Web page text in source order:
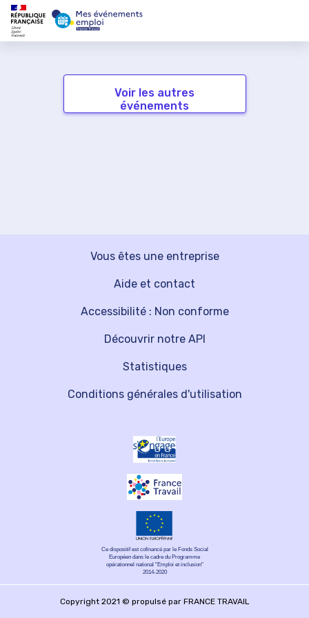
Voir les autres
événements
Vous êtes une entreprise
Découvrir notre API
Aide et contact
Statistiques
Accessibilité : Non conforme
Conditions générales d'utilisation
Ce dispositif est cofinancé par le Fonds Social
Européen dans le cadre du Programme
opérationnel national "Emploi et inclusion"
2014-2020
Copyright 2021 © propulsé par FRANCE TRAVAIL